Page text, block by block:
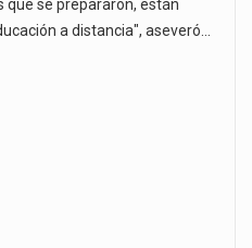
que se prepararon, están
a distancia", aseveró…